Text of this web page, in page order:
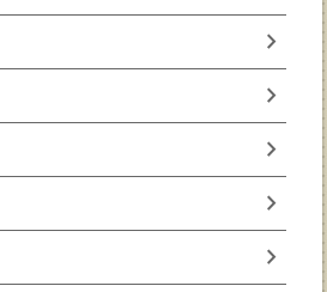
chevron_right
chevron_right
chevron_right
chevron_right
chevron_right